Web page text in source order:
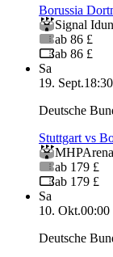
Borussia
Signal
ab 86 £
ab 86 £
Sa
19. Sept.18:30
Deutsche
Stuttgart vs
MHPArena
ab 179 £
ab 179 £
Sa
10. Okt.00:00
Deutsche